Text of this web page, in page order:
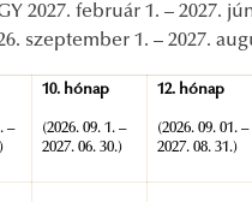
2027. február 1. – 2027.
szeptember 1. – 2027.
–
10. hónap
(2026. 09. 1. –
2027. 06. 30.)
12. hónap
(2026. 09. 01. –
2027. 08. 31.)